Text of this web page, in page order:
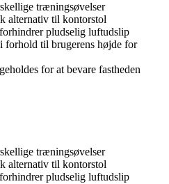
træningsøvelser
alternativ til kontorstol
pludselig luftudslip
forhold til brugerens højde for
for at bevare fastheden
træningsøvelser
alternativ til kontorstol
pludselig luftudslip